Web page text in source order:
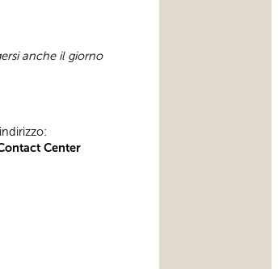
anche il giorno
Center